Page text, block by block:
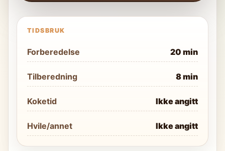
TIDSBRUK
Forberedelse 20 min
Tilberedning 8 min
Koketid Ikke angitt
Hvile/annet Ikke angitt